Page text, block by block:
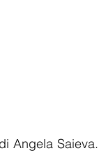
Angela Saieva.